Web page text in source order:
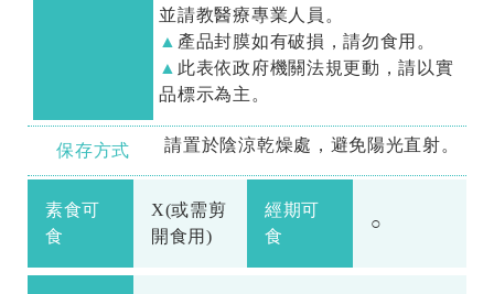
並請教醫療專業人員。
產品封膜如有破損，請勿食用。
此表依政府機關法規更動，請以實
品標示為主。
保存方式 請置於陰涼乾燥處，避免陽光直射。
素食可
食
X(或需剪
開食用)
經期可
食
○